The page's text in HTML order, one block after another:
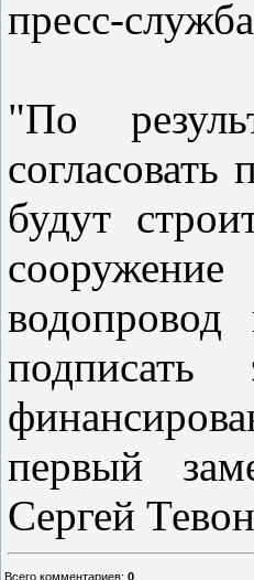
пресс-
"По
будут
первый
Сергей
Всего комментариев: 0